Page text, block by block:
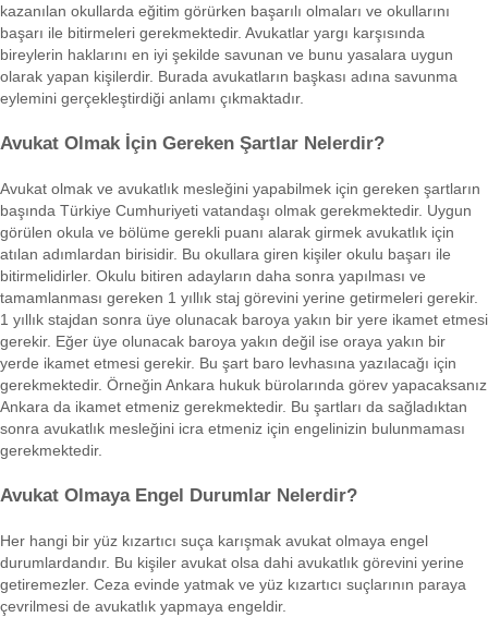
kazanılan okullarda eğitim görürken başarılı olmaları ve okullarını
başarı ile bitirmeleri gerekmektedir. Avukatlar yargı karşısında
bireylerin haklarını en iyi şekilde savunan ve bunu yasalara uygun
olarak yapan kişilerdir. Burada avukatların başkası adına savunma
eylemini gerçekleştirdiği anlamı çıkmaktadır.
Avukat Olmak İçin Gereken Şartlar Nelerdir?
Avukat olmak ve avukatlık mesleğini yapabilmek için gereken şartların
başında Türkiye Cumhuriyeti vatandaşı olmak gerekmektedir. Uygun
görülen okula ve bölüme gerekli puanı alarak girmek avukatlık için
atılan adımlardan birisidir. Bu okullara giren kişiler okulu başarı ile
bitirmelidirler. Okulu bitiren adayların daha sonra yapılması ve
tamamlanması gereken 1 yıllık staj görevini yerine getirmeleri gerekir.
1 yıllık stajdan sonra üye olunacak baroya yakın bir yere ikamet etmesi
gerekir. Eğer üye olunacak baroya yakın değil ise oraya yakın bir
yerde ikamet etmesi gerekir. Bu şart baro levhasına yazılacağı için
gerekmektedir. Örneğin Ankara hukuk bürolarında görev yapacaksanız
Ankara da ikamet etmeniz gerekmektedir. Bu şartları da sağladıktan
sonra avukatlık mesleğini icra etmeniz için engelinizin bulunmaması
gerekmektedir.
Avukat Olmaya Engel Durumlar Nelerdir?
Her hangi bir yüz kızartıcı suça karışmak avukat olmaya engel
durumlardandır. Bu kişiler avukat olsa dahi avukatlık görevini yerine
getiremezler. Ceza evinde yatmak ve yüz kızartıcı suçlarının paraya
çevrilmesi de avukatlık yapmaya engeldir.